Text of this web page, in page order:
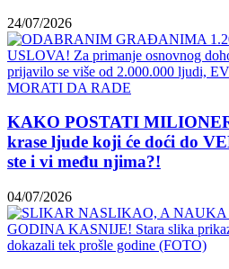
24/07/2026
KAKO POSTATI
krase ljude koji će doći do
ste i vi među njima?!
04/07/2026